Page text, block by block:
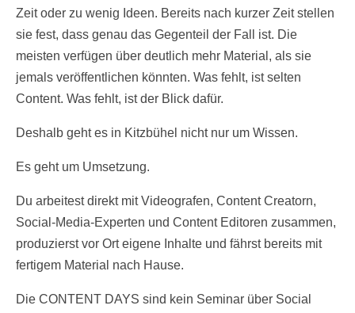
Zeit oder zu wenig Ideen. Bereits nach kurzer Zeit stellen
sie fest, dass genau das Gegenteil der Fall ist. Die
meisten verfügen über deutlich mehr Material, als sie
jemals veröffentlichen könnten. Was fehlt, ist selten
Content. Was fehlt, ist der Blick dafür.
Deshalb geht es in Kitzbühel nicht nur um Wissen.
Es geht um Umsetzung.
Du arbeitest direkt mit Videografen, Content Creatorn,
Social-Media-Experten und Content Editoren zusammen,
produzierst vor Ort eigene Inhalte und fährst bereits mit
fertigem Material nach Hause.
Die CONTENT DAYS sind kein Seminar über Social